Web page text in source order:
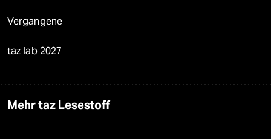
Vergangene
taz lab 2027
Mehr taz Lesestoff